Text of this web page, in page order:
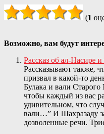
(1
Возможно, вам будут
Рассказ об ал-Насире
Рассказывают также,
призвал в какой-то
Булака и вали
чтобы каждый из вас
удивительном, что
вали…” И Шахразаду
дозволенные речи.